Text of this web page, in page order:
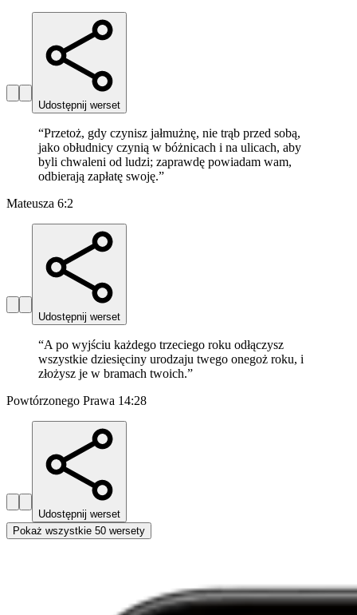
Udostępnij werset
“Przetoż, gdy czynisz jałmużnę, nie trąb przed sobą,
jako obłudnicy czynią w bóżnicach i na ulicach, aby
byli chwaleni od ludzi; zaprawdę powiadam wam,
odbierają zapłatę swoję.”
Mateusza 6:2
Udostępnij werset
“A po wyjściu każdego trzeciego roku odłączysz
wszystkie dziesięciny urodzaju twego onegoż roku, i
złożysz je w bramach twoich.”
Powtórzonego Prawa 14:28
Udostępnij werset
Pokaż wszystkie 50 wersety